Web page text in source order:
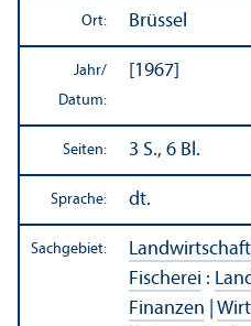
Ort: Brüssel
Jahr/
Datum:
[1967]
Seiten: 3 S., 6 Bl.
Sprache: dt.
Sachgebiet:
Fischerei :
Finanzen